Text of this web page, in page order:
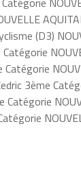
(D3)
3ème
Catégorie